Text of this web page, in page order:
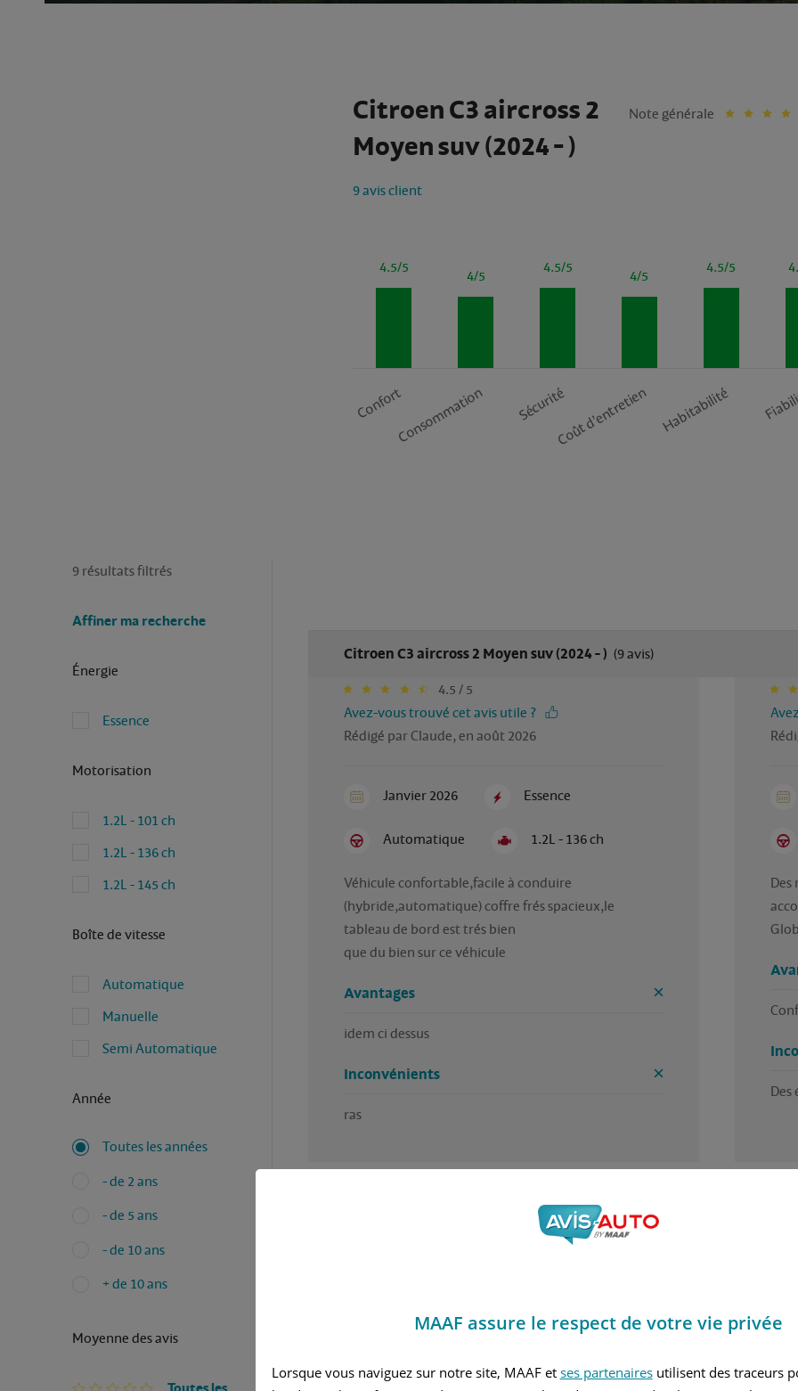
Citroen C3 aircross 2
Moyen suv (2024 - )
9 avis client
Note générale
4.5/5
Confort
4/5
Consommation
4.5/5
Sécurité
4/5
Coût d’entretien
4.5/5
Habitabilité
9 résultats filtrés
Affiner ma recherche
Énergie
Essence
Motorisation
1.2L - 101 ch
1.2L - 136 ch
1.2L - 145 ch
Boîte de vitesse
Automatique
Manuelle
Semi Automatique
Année
Toutes les années
- de 2 ans
- de 5 ans
- de 10 ans
+ de 10 ans
Moyenne des avis
Citroen C3 aircross 2 Moyen suv (2024 - ) (9 avis)
4.5 / 5
Avez-vous trouvé cet avis utile ?
Rédigé par Claude, en août 2026
Janvier 2026 Essence
Automatique 1.2L - 136 ch
Véhicule confortable,facile à conduire
(hybride,automatique) coffre frés spacieux,le
tableau de bord est trés bien
que du bien sur ce véhicule
Avantages
idem ci dessus
Inconvénients
ras
MAAF assure le respect de votre vie privée
Lorsque vous naviguez sur notre site, MAAF et ses partenairesutilisent des traceurs